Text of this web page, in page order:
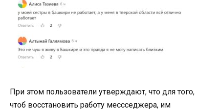
При этом пользователи утверждают, что для того,
чтоб восстановить работу мессседжера, им